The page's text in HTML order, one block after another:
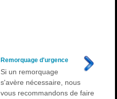
Remorquage d'urgence
Si un remorquage
s'avère nécessaire, nous
vous recommandons de faire